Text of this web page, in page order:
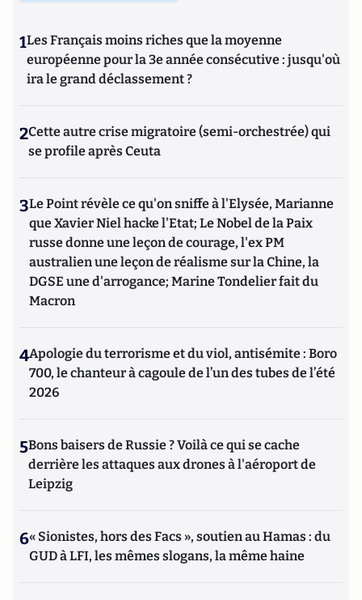
1Les Français moins riches que la moyenne
européenne pour la 3e année consécutive : jusqu'où
ira le grand déclassement ?
2Cette autre crise migratoire (semi-orchestrée) qui
se profile après Ceuta
3Le Point révèle ce qu'on sniffe à l'Elysée, Marianne
que Xavier Niel hacke l'Etat; Le Nobel de la Paix
russe donne une leçon de courage, l'ex PM
australien une leçon de réalisme sur la Chine, la
DGSE une d'arrogance; Marine Tondelier fait du
Macron
4Apologie du terrorisme et du viol, antisémite : Boro
700, le chanteur à cagoule de l’un des tubes de l’été
2026
5Bons baisers de Russie ? Voilà ce qui se cache
derrière les attaques aux drones à l'aéroport de
Leipzig
6« Sionistes, hors des Facs », soutien au Hamas : du
GUD à LFI, les mêmes slogans, la même haine